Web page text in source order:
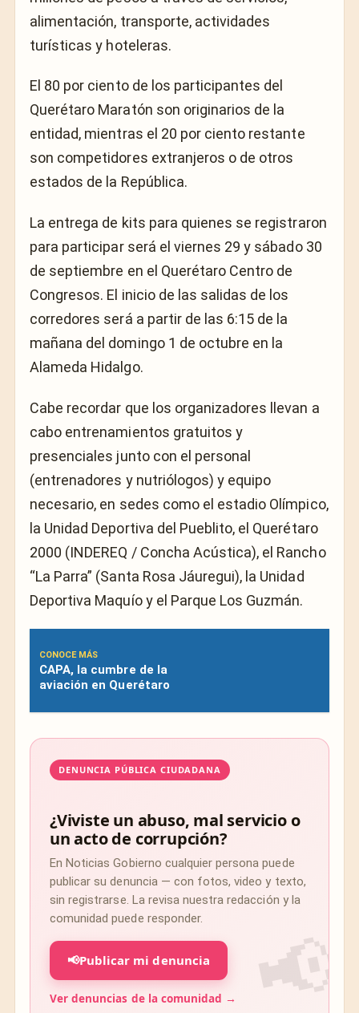
alimentación, transporte, actividades
turísticas y hoteleras.
El 80 por ciento de los participantes del
Querétaro Maratón son originarios de la
entidad, mientras el 20 por ciento restante
son competidores extranjeros o de otros
estados de la República.
La entrega de kits para quienes se registraron
para participar será el viernes 29 y sábado 30
de septiembre en el Querétaro Centro de
Congresos. El inicio de las salidas de los
corredores será a partir de las 6:15 de la
mañana del domingo 1 de octubre en la
Alameda Hidalgo.
Cabe recordar que los organizadores llevan a
cabo entrenamientos gratuitos y
presenciales junto con el personal
(entrenadores y nutriólogos) y equipo
necesario, en sedes como el estadio Olímpico,
la Unidad Deportiva del Pueblito, el Querétaro
2000 (INDEREQ / Concha Acústica), el Rancho
“La Parra” (Santa Rosa Jáuregui), la Unidad
Deportiva Maquío y el Parque Los Guzmán.
CONOCE MÁS
CAPA, la cumbre de la
aviación en Querétaro
DENUNCIA PÚBLICA CIUDADANA
¿Viviste un abuso, mal servicio o
un acto de corrupción?
En Noticias Gobierno cualquier persona puede
publicar su denuncia — con fotos, video y texto,
sin registrarse. La revisa nuestra redacción y la
comunidad puede responder.
📢Publicar mi denuncia
Ver denuncias de la comunidad →